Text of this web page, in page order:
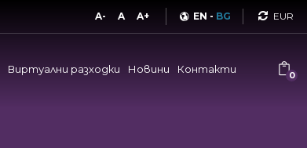
A- A A+ EN - BG
Виртуални разходки Новини Контакти 0